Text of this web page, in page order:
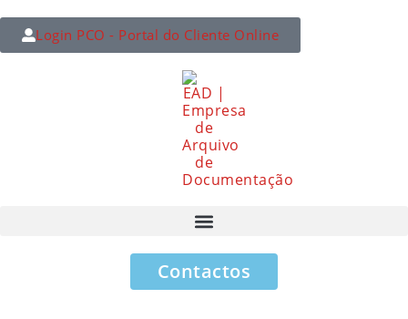
Login PCO - Portal do Cliente Online
Contactos